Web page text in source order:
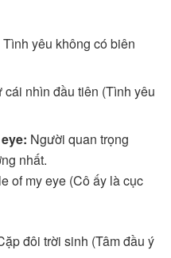
Tình yêu không có biên
cái nhìn đầu tiên (Tình yêu
Người quan trọng
nhất.
of my eye (Cô ấy là cục
đôi trời sinh (Tâm đầu ý